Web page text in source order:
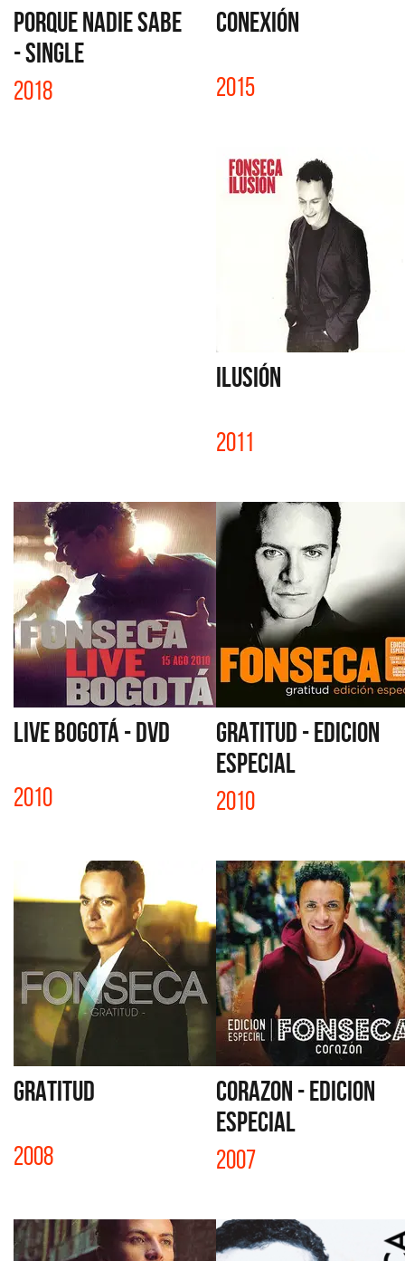
PORQUE NADIE SABE
- SINGLE
2018
CONEXIÓN
2015
ILUSIÓN
2011
LIVE BOGOTÁ - DVD
2010
GRATITUD - EDICION
ESPECIAL
2010
GRATITUD
2008
CORAZON - EDICION
ESPECIAL
2007